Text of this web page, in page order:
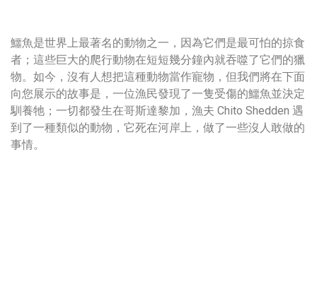
鱷魚是世界上最著名的動物之一，因為它們是最可怕的掠食
者；這些巨大的爬行動物在短短幾分鐘內就吞噬了它們的獵
物。如今，沒有人想把這種動物當作寵物，但我們將在下面
向您展示的故事是，一位漁民發現了一隻受傷的鱷魚並決定
馴養牠；一切都發生在哥斯達黎加，漁夫 Chito Shedden 遇
到了一種類似的動物，它死在河岸上，做了一些沒人敢做的
事情。